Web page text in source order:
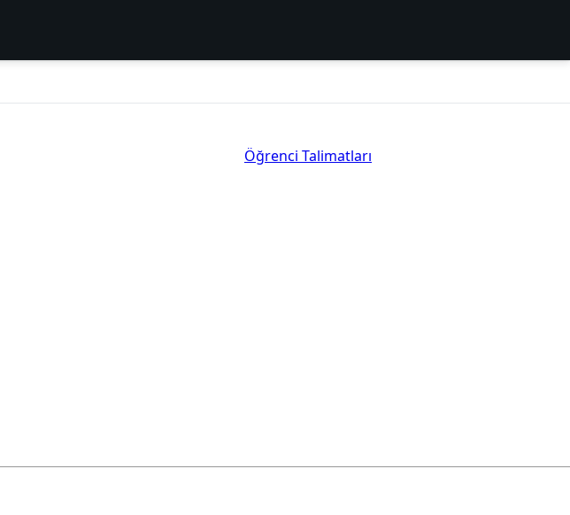
Öğrenci Talimatları